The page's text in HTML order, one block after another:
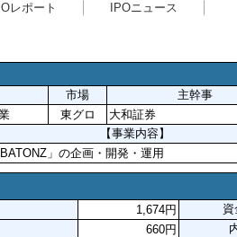
レポート IPOニュース
市場
主幹事
東グロ
大和証券
【事業内容】
」の企画・開発・運用
1,674円
660円